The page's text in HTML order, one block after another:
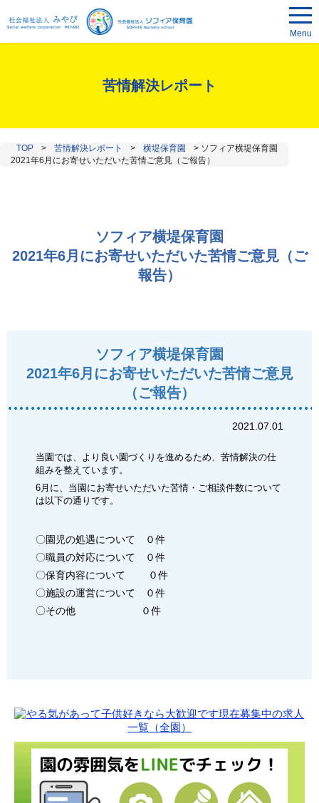
Menu
苦情解決レポート
TOP > 苦情解決レポート > 横堤保育園 > ソフィア横堤保育園
2021年6月にお寄せいただいた苦情ご意見（ご報告）
ソフィア横堤保育園
2021年6月にお寄せいただいた苦情ご意見（ご
報告）
ソフィア横堤保育園
2021年6月にお寄せいただいた苦情ご意見
（ご報告）
2021.07.01
当園では、より良い園づくりを進めるため、苦情解決の仕
組みを整えています。
6月に、当園にお寄せいただいた苦情・ご相談件数について
は以下の通りです。
〇園児の処遇について ０件
〇職員の対応について ０件
〇保育内容について ０件
〇施設の運営について ０件
〇その他 ０件